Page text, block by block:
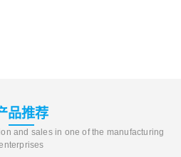
品推荐
and sales in one of the manufacturing